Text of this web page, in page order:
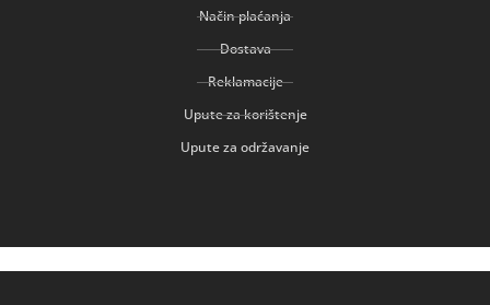
Način plaćanja
Dostava
Reklamacije
Upute za korištenje
Upute za održavanje